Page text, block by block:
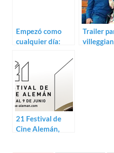
Empezó como
cualquier día:
July de Paul
Greengrass
Trailer
21 Festival de
Cine Alemán,